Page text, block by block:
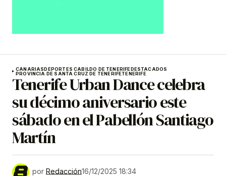
CANARIASDEPORTES CABILDO DE TENERIFEDESTACADOS
PROVINCIA DE SANTA CRUZ DE TENERIFETENERIFE
Tenerife Urban Dance celebra
su décimo aniversario este
sábado en el Pabellón Santiago
Martín
por Redacción16/12/2025 18:34